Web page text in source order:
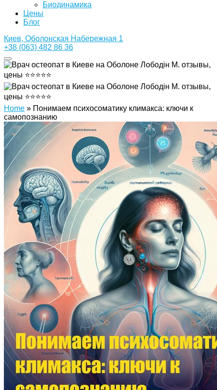
Биодинамика
Цены
Блог
Киев, Оболонская Набережная 1
+38 (063) 482 86 36
Home » Понимаем психосоматику климакса: ключи к
самопознанию